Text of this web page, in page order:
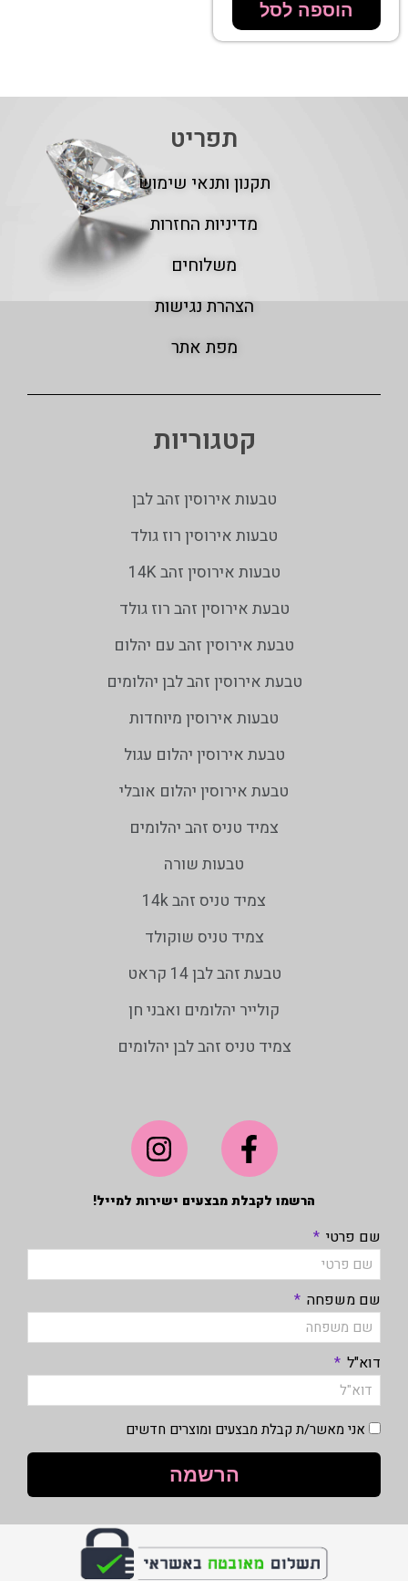
הוספה לסל
הרשמו לקבלת מבצעים ישירות למייל!
שם פרטי
שם משפחה
דוא"ל
אני מאשר/ת קבלת מבצעים ומוצרים חדשים
הרשמה
תפריט
תקנון ותנאי שימוש
מדיניות החזרות
משלוחים
הצהרת נגישות
מפת אתר
קטגוריות
טבעות אירוסין זהב לבן
טבעות אירוסין רוז גולד
טבעות אירוסין זהב 14K
טבעת אירוסין זהב רוז גולד
טבעת אירוסין זהב עם יהלום
טבעת אירוסין זהב לבן יהלומים
טבעות אירוסין מיוחדות
טבעת אירוסין יהלום עגול
טבעת אירוסין יהלום אובלי
צמיד טניס זהב יהלומים
טבעות שורה
צמיד טניס זהב 14k
צמיד טניס שוקולד
טבעת זהב לבן 14 קראט
קולייר יהלומים ואבני חן
צמיד טניס זהב לבן יהלומים